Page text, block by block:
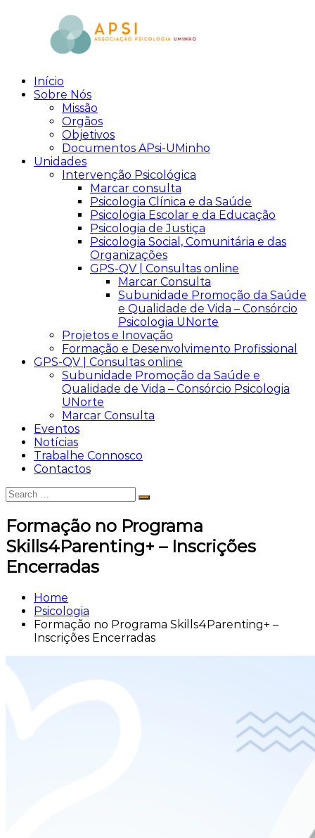
content
aPsi
Associação
Psicologia
Início
Sobre Nós
Missão
Orgãos
Objetivos
Documentos APsi-UMinho
Unidades
Intervenção Psicológica
Marcar consulta
Psicologia Clínica e da Saúde
Psicologia Escolar e da Educação
Psicologia de Justiça
Psicologia Social, Comunitária e das
Organizações
GPS-QV | Consultas online
Marcar Consulta
Subunidade Promoção da Saúde
e Qualidade de Vida – Consórcio
Psicologia UNorte
Projetos e Inovação
Formação e Desenvolvimento Profissional
GPS-QV | Consultas online
Subunidade Promoção da Saúde e
Qualidade de Vida – Consórcio Psicologia
UNorte
Marcar Consulta
Eventos
Notícias
Trabalhe Connosco
Contactos
Search
for:
Search
Formação no Programa
Skills4Parenting+ – Inscrições
Encerradas
Home
Psicologia
Formação no Programa Skills4Parenting+ –
Inscrições Encerradas